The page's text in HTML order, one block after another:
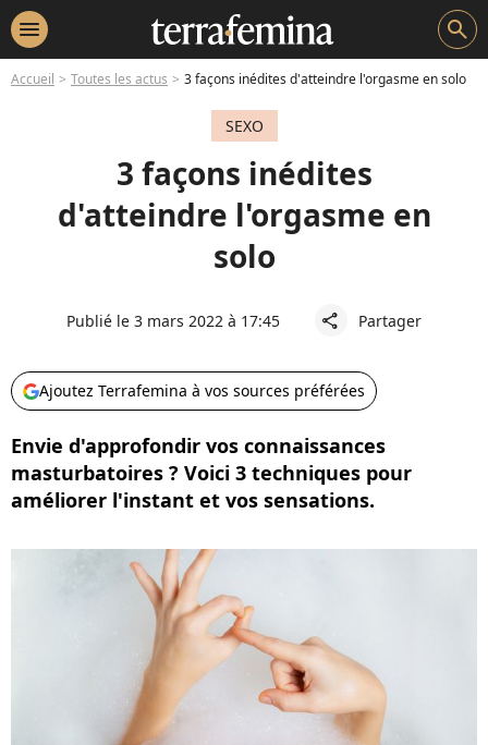
menu search
Accueil Toutes les actus 3 façons inédites d'atteindre l'orgasme en solo
SEXO
3 façons inédites
d'atteindre l'orgasme en
solo
Publié le 3 mars 2022 à 17:45 share Partager
Ajoutez Terrafemina à vos sources préférées
Envie d'approfondir vos connaissances
masturbatoires ? Voici 3 techniques pour
améliorer l'instant et vos sensations.